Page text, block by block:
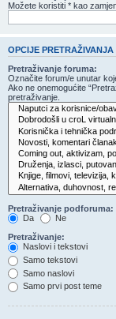
Možete koristiti * kao
OPCIJE PRETRAŽIVANJA
Pretraživanje foruma:
Označite forum/e unutar
Ako ne onemogućite
pretraživanje.
Pretraživanje podforuma:
Da
Ne
Pretraživanje:
Naslovi i tekstovi
Samo tekstovi
Samo naslovi
Samo prvi post teme